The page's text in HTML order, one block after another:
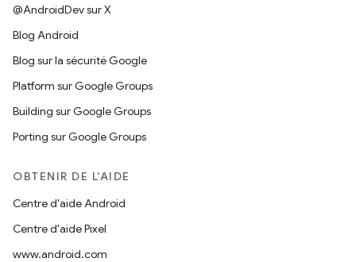
@AndroidDev sur X
Blog Android
Blog sur la sécurité Google
Platform sur Google Groups
Building sur Google Groups
Porting sur Google Groups
OBTENIR DE L'AIDE
Centre d'aide Android
Centre d'aide Pixel
www.android.com